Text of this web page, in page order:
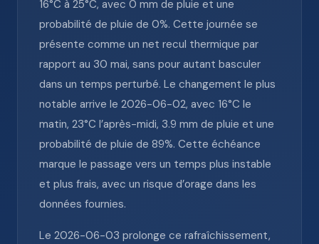
16°C à 25°C, avec 0 mm de pluie et une
probabilité de pluie de 0%. Cette journée se
présente comme un net recul thermique par
rapport au 30 mai, sans pour autant basculer
dans un temps perturbé. Le changement le plus
notable arrive le 2026-06-02, avec 16°C le
matin, 23°C l’après-midi, 3.9 mm de pluie et une
probabilité de pluie de 89%. Cette échéance
marque le passage vers un temps plus instable
et plus frais, avec un risque d’orage dans les
données fournies.
Le 2026-06-03 prolonge ce rafraîchissement,